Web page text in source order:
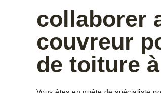
collaborer
couvreur
de toiture